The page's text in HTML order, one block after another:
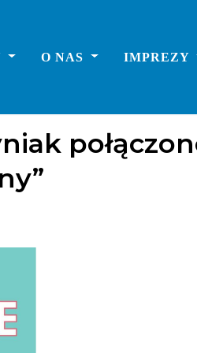
O NAS IMPREZY